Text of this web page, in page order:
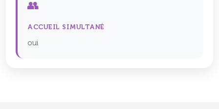
👥
ACCUEIL SIMULTANÉ
oui